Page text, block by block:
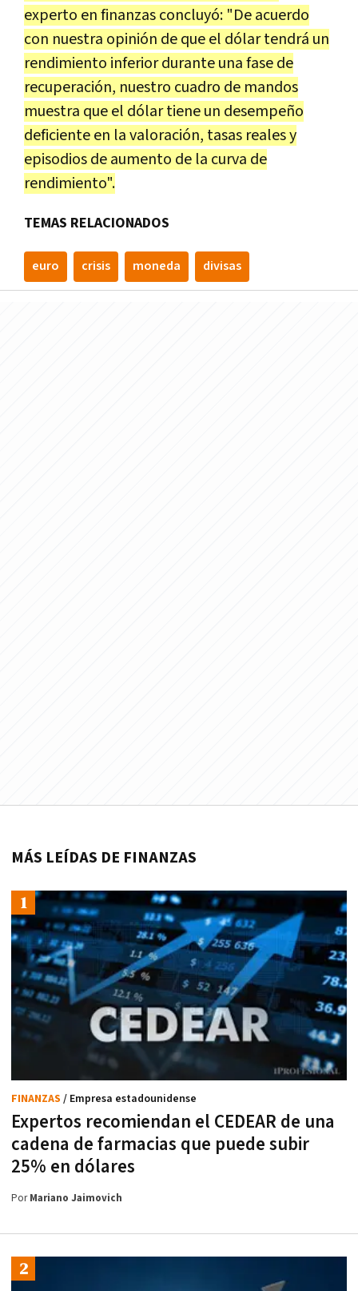
experto en finanzas concluyó: "De acuerdo
con nuestra opinión de que el dólar tendrá un
rendimiento inferior durante una fase de
recuperación, nuestro cuadro de mandos
muestra que el dólar tiene un desempeño
deficiente en la valoración, tasas reales y
episodios de aumento de la curva de
rendimiento".
TEMAS RELACIONADOS
euro crisis moneda divisas
MÁS LEÍDAS DE FINANZAS
Expertos recomiendan el CEDEAR de una
cadena de farmacias que puede subir
25% en dólares
FINANZAS / Empresa estadounidense
PorMariano Jaimovich